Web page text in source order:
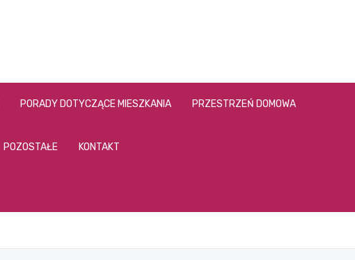
PORADY DOTYCZĄCE MIESZKANIA PRZESTRZEŃ DOMOWA
POZOSTAŁE KONTAKT